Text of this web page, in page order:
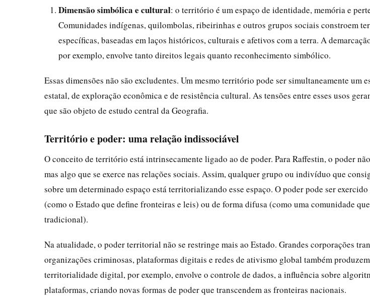
Dimensão simbólica e cultural: o território é um espaço de identidade, memória e
Comunidades indígenas, quilombolas, ribeirinhas e outros grupos sociais constroem
específicas, baseadas em laços históricos, culturais e afetivos com a terra. A
por exemplo, envolve tanto direitos legais quanto reconhecimento simbólico.
Essas dimensões não são excludentes. Um mesmo território pode ser simultaneamente um
estatal, de exploração econômica e de resistência cultural. As tensões entre esses usos
que são objeto de estudo central da Geografia.
Território e poder: uma relação indissociável
O conceito de território está intrinsecamente ligado ao de poder. Para Raffestin, o poder
mas algo que se exerce nas relações sociais. Assim, qualquer grupo ou indivíduo que
sobre um determinado espaço está territorializando esse espaço. O poder pode ser
(como o Estado que define fronteiras e leis) ou de forma difusa (como uma comunidade
tradicional).
Na atualidade, o poder territorial não se restringe mais ao Estado. Grandes corporações
organizações criminosas, plataformas digitais e redes de ativismo global também
territorialidade digital, por exemplo, envolve o controle de dados, a influência sobre
plataformas, criando novas formas de poder que transcendem as fronteiras nacionais.